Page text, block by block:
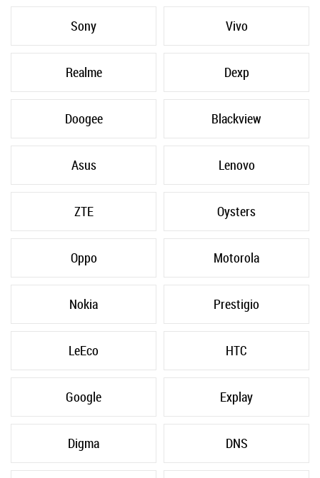
Sony Vivo
Realme Dexp
Doogee Blackview
Asus Lenovo
ZTE Oysters
Oppo Motorola
Nokia Prestigio
LeEco HTC
Google Explay
Digma DNS